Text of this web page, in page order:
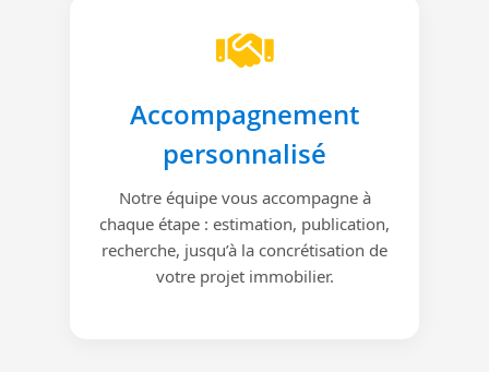
Accompagnement
personnalisé
Notre équipe vous accompagne à
chaque étape : estimation, publication,
recherche, jusqu’à la concrétisation de
votre projet immobilier.